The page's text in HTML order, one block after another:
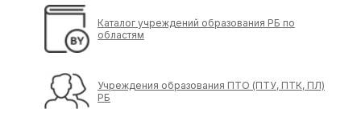
Каталог учреждений образования РБ по
областям
Учреждения образования ПТО (ПТУ, ПТК, ПЛ)
РБ